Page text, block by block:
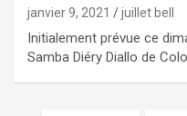
janvier 9, 2021 juillet bell
Initialement prévue ce
Samba Diéry Diallo de